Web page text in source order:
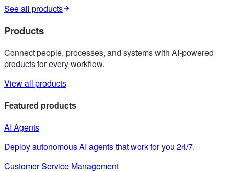
See all products
Products
Connect people, processes, and systems with AI-powered
products for every workflow.
View all products
Featured products
AI Agents
Deploy autonomous AI agents that work for you 24/7.
Customer Service Management